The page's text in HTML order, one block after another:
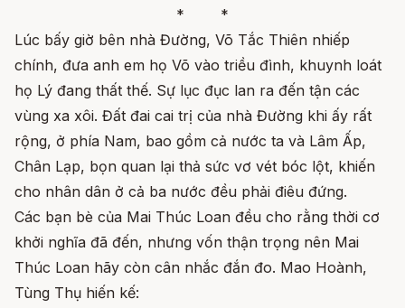
* *
Lúc bấy giờ bên nhà Đường, Võ Tắc Thiên nhiếp
chính, đưa anh em họ Võ vào triều đình, khuynh loát
họ Lý đang thất thế. Sự lục đục lan ra đến tận các
vùng xa xôi. Đất đai cai trị của nhà Đường khi ấy rất
rộng, ở phía Nam, bao gồm cả nước ta và Lâm Ấp,
Chân Lạp, bọn quan lại thả sức vơ vét bóc lột, khiến
cho nhân dân ở cả ba nước đều phải điêu đứng.
Các bạn bè của Mai Thúc Loan đều cho rằng thời cơ
khởi nghĩa đã đến, nhưng vốn thận trọng nên Mai
Thúc Loan hãy còn cân nhắc đắn đo. Mao Hoành,
Tùng Thụ hiến kế: